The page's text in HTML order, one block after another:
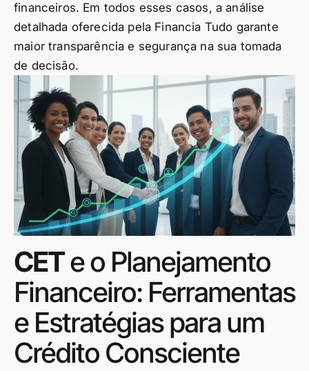
financeiros. Em todos esses casos, a análise
detalhada oferecida pela Financia Tudo garante
maior transparência e segurança na sua tomada
de decisão.
CETe o Planejamento
Financeiro: Ferramentas
e Estratégias para um
Crédito Consciente